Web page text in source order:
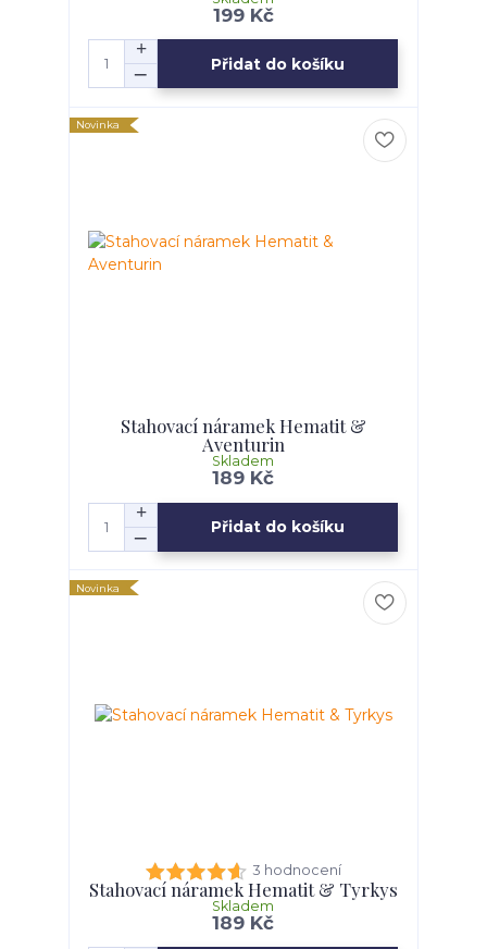
199 Kč
Přidat do košíku
Novinka
Stahovací náramek Hematit &
Aventurin
189 Kč
Skladem
Přidat do košíku
Novinka
3 hodnocení
Stahovací náramek Hematit & Tyrkys
189 Kč
Skladem